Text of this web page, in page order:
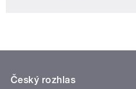
Český rozhlas